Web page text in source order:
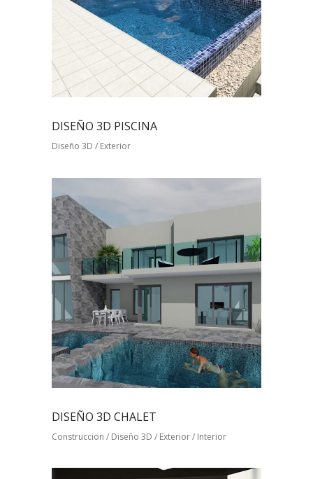
DISEÑO 3D PISCINA
Diseño 3D / Exterior
DISEÑO 3D CHALET
Construccion / Diseño 3D / Exterior / Interior